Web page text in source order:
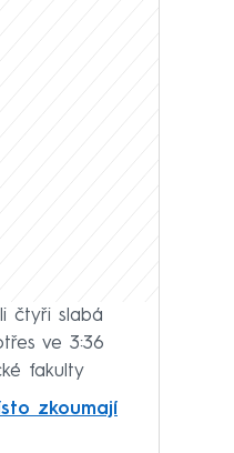
čtyři slabá
ve 3:36
fakulty
zkoumají